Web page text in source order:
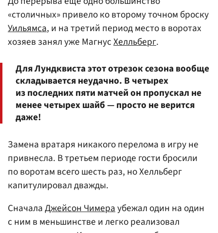
«столичных» привело ко второму точном броску
Уильямса, и на третий период место в воротах
хозяев занял уже МагнусХелльберг.
Для Лундквиста этот отрезок сезона вообще
складывается неудачно. В четырех
из последних пяти матчей он пропускал не
менее четырех шайб — просто не верится
даже!
Замена вратаря никакого перелома в игру не
привнесла. В третьем периоде гости бросили
по воротам всего шесть раз, но Хелльберг
капитулировал дважды.
СначалаДжейсон Чимераубежал один на один
с ним в меньшинстве и легко реализовал